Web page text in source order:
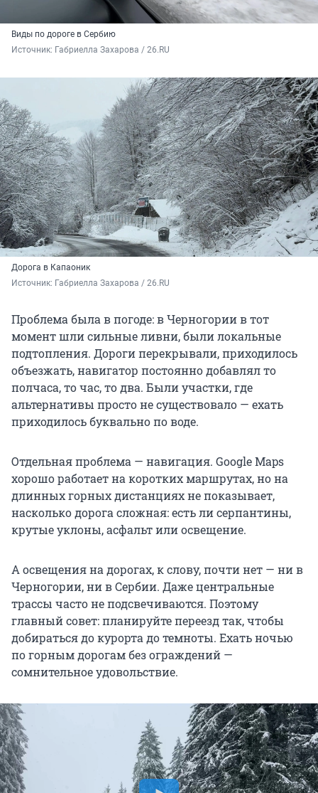
Виды по дороге в Сербию
Источник: Габриелла Захарова / 26.RU
Дорога в Капаоник
Источник: Габриелла Захарова / 26.RU
Проблема была в погоде: в Черногории в тот
момент шли сильные ливни, были локальные
подтопления. Дороги перекрывали, приходилось
объезжать, навигатор постоянно добавлял то
полчаса, то час, то два. Были участки, где
альтернативы просто не существовало — ехать
приходилось буквально по воде.
Отдельная проблема — навигация. Google Maps
хорошо работает на коротких маршрутах, но на
длинных горных дистанциях не показывает,
насколько дорога сложная: есть ли серпантины,
крутые уклоны, асфальт или освещение.
А освещения на дорогах, к слову, почти нет — ни в
Черногории, ни в Сербии. Даже центральные
трассы часто не подсвечиваются. Поэтому
главный совет: планируйте переезд так, чтобы
добираться до курорта до темноты. Ехать ночью
по горным дорогам без ограждений —
сомнительное удовольствие.